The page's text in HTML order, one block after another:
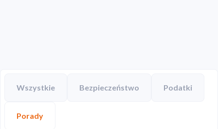
Wszystkie Bezpieczeństwo Podatki
Porady